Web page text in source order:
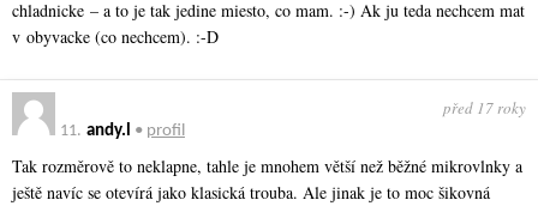
chladnicke – a to je tak jedine miesto, co mam. :-) Ak ju teda nechcem mat
v obyvacke (co nechcem). :-D
11. andy.l • profil
před 17 roky
Tak rozměrově to neklapne, tahle je mnohem větší než běžné mikrovlnky a
ještě navíc se otevírá jako klasická trouba. Ale jinak je to moc šikovná